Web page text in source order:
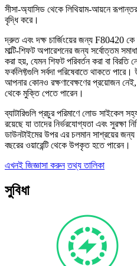
সীসা-অ্যাসিড থেকে লিথিয়াম-আয়নে
বৃদ্ধি করে।
দ্রুত এবং দক্ষ চার্জিংয়ের জন্য F80420 কে
মাল্টি-শিফট অপারেশনের জন্য সর্বোত্তম
করা হয়, যেমন শিফট পরিবর্তন করা বা
ফর্কলিফ্টগুলি সর্বদা পরিষেবাতে থাকতে
আপনার কোনও রক্ষণাবেক্ষণের প্রয়োজন
থেকে মুক্তি পেতে পারেন।
ব্যাটারিগুলি প্রচুর পরিমাণে লোড সাইকেল
রয়েছে যা তাদের নির্ভরযোগ্যতা এবং সুরক্ষা
ডাউনটাইমের উপর এর চলমান সাশ্রয়ের
বছরের ওয়ারেন্টি থেকে উপকৃত হতে পারেন।
এখনই জিজ্ঞাসা করুন তথ্য তালিকা
সুবিধা